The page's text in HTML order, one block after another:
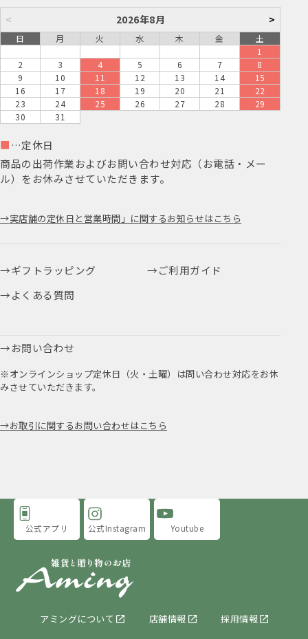
< 2026年8月 >
日 月 火 水 木 金
土
1
2
3 4 5 6 7
8
9
10 11 12 13 14
15
16
17 18 19 20 21
22
23
24 25 26 27 28
29
30
31
■ …定休日
商品の出荷作業およびお問い合わせ対応（お電話・メー
ル）をお休みさせていただきます。
実店舗の定休日と営業時間」に関するお知らせはこちら
ギフトラッピング
ご利用ガイド
よくある質問
お問い合わせ
※オンラインショップ定休日（火・土曜）は問い合わせ対応をお休
みさせていただきます。
お取引に関するお問い合わせはこちら
アミングについて 店舗情報
採用情報
公式アプリ 公式Instagram Youtube